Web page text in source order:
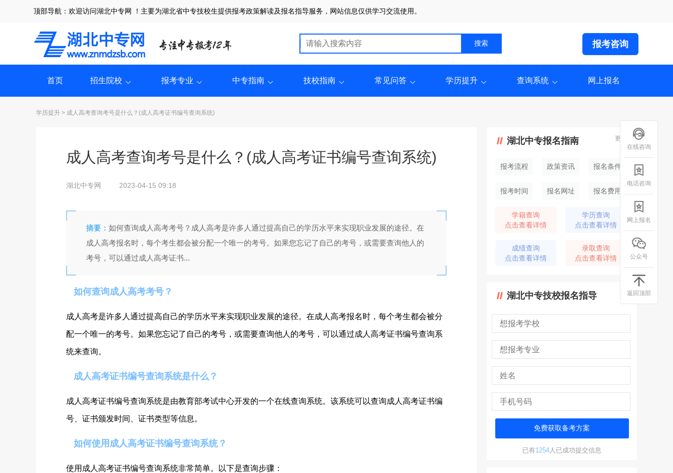
顶部导航：欢迎访问湖北中专网 ！主要为湖北省中专技校生提供报考政策解读及报名指导服务，网站信息仅供学习交流使用。
报考咨询
首页 招生院校 报考专业 中专指南 技校指南 常见问答 学历提升 查询系统 网上报名
学历提升 > 成人高考查询考号是什么？(成人高考证书编号查询系统)
成人高考查询考号是什么？(成人高考证书编号查询系统)
湖北中专网 2023-04-15 09:18
摘要 ：如何查询成人高考考号？成人高考是许多人通过提高自己的学历水平来实现职业发展的途径。在
成人高考报名时，每个考生都会被分配一个唯一的考号。如果您忘记了自己的考号，或需要查询他人的
考号，可以通过成人高考证书...
如何查询成人高考考号？
成人高考是许多人通过提高自己的学历水平来实现职业发展的途径。在成人高考报名时，每个考生都会被分
配一个唯一的考号。如果您忘记了自己的考号，或需要查询他人的考号，可以通过成人高考证书编号查询系
统来查询。
成人高考证书编号查询系统是什么？
成人高考证书编号查询系统是由教育部考试中心开发的一个在线查询系统。该系统可以查询成人高考证书编
号、证书颁发时间、证书类型等信息。
如何使用成人高考证书编号查询系统？
使用成人高考证书编号查询系统非常简单。以下是查询步骤：
湖北中专报名指南 更多
报考流程 政策资讯 报名条件
报考时间 报名网址 报名费用
学籍查询
点击查看详情
学历查询
点击查看详情
成绩查询
点击查看详情
录取查询
点击查看详情
湖北中专技校报名指导
已有1254人已成功提交信息
在线咨询
电话咨询
网上报名
公众号
返回顶部